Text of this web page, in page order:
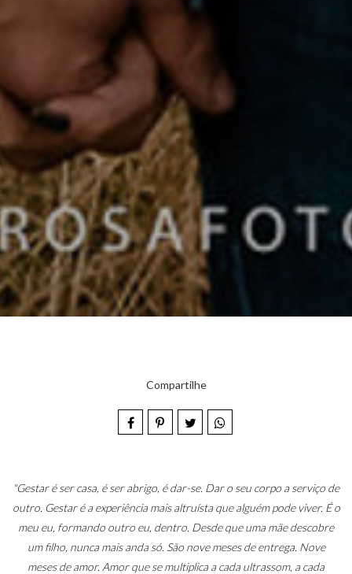
Compartilhe
"Gestar é ser casa, é ser abrigo, é dar-se. Dar o seu corpo a serviço de
outro. Gestar é a experiência mais altruísta que alguém pode viver. É o
meu eu, formando outro eu, dentro. Desde que uma mãe descobre
um filho, nunca mais anda só. São nove meses de entrega. Nove
meses de amor. Amor que se multiplica a cada ultrassom, a cada